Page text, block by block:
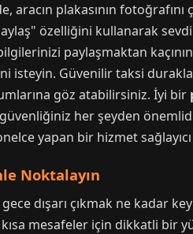
aracın plakasının
özelliğini kullanarak
paylaşmaktan
isteyin. Güvenilir taksi
göz atabilirsiniz. İyi bir
her şeyden
yapan bir hizmet
Noktalayın
dışarı çıkmak ne kadar
mesafeler için dikkatli bir